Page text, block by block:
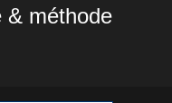
& méthode